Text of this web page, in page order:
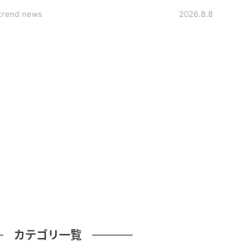
news 2026.8.8
カテゴリ一覧